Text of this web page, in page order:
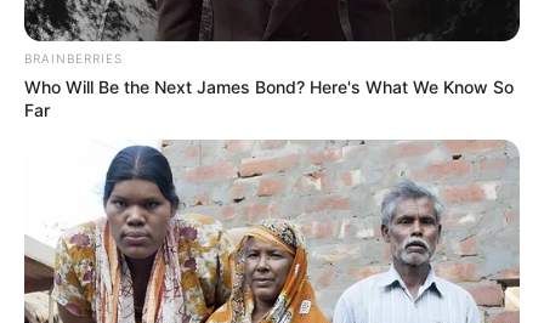
BRAINBERRIES
Who Will Be the Next James Bond? Here's What We Know So
Far